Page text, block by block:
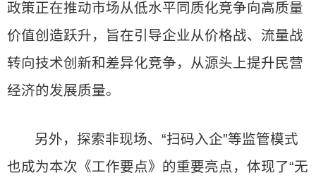
政策正在推动市场从低水平同质化竞争向高质量
价值创造跃升，旨在引导企业从价格战、流量战
转向技术创新和差异化竞争，从源头上提升民营
经济的发展质量。
另外，探索非现场、“扫码入企”等监管模式
也成为本次《工作要点》的重要亮点，体现了“无